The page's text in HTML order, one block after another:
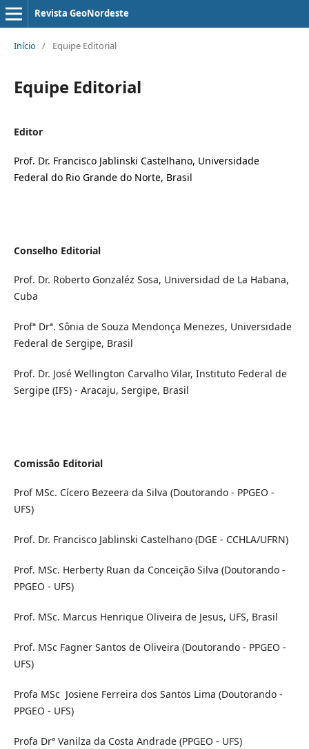
Revista GeoNordeste
Início / Equipe Editorial
Equipe Editorial
Editor
Prof. Dr. Francisco Jablinski Castelhano, Universidade
Federal do Rio Grande do Norte, Brasil
Conselho Editorial
Prof. Dr. Roberto Gonzaléz Sosa, Universidad de La Habana,
Cuba
Profª Drª. Sônia de Souza Mendonça Menezes, Universidade
Federal de Sergipe, Brasil
Prof. Dr. José Wellington Carvalho Vilar, Instituto Federal de
Sergipe (IFS) - Aracaju, Sergipe, Brasil
Comissão Editorial
Prof MSc. Cícero Bezeera da Silva (Doutorando - PPGEO -
UFS)
Prof. Dr. Francisco Jablinski Castelhano (DGE - CCHLA/UFRN)
Prof. MSc. Herberty Ruan da Conceição Silva (Doutorando -
PPGEO - UFS)
Prof. MSc. Marcus Henrique Oliveira de Jesus, UFS, Brasil
Prof. MSc Fagner Santos de Oliveira (Doutorando - PPGEO -
UFS)
Profa MSc Josiene Ferreira dos Santos Lima (Doutorando -
PPGEO - UFS)
Profa Drª Vanilza da Costa Andrade (PPGEO - UFS)